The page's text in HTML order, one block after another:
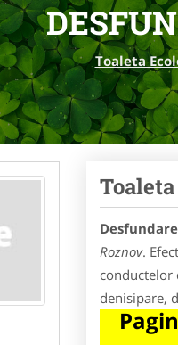
Toaleta
Roznov.
conductelor
denisipare,